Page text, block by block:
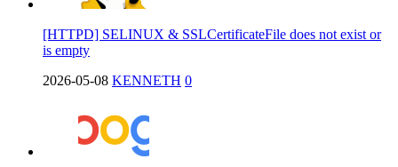
[HTTPD] SELINUX & SSLCertificateFile does not exist or
is empty
2026-05-08 KENNETH 0